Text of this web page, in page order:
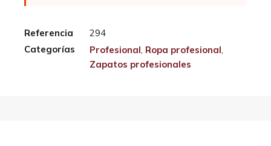
Referencia
294
Categorías
Profesional, Ropa profesional,
Zapatos profesionales